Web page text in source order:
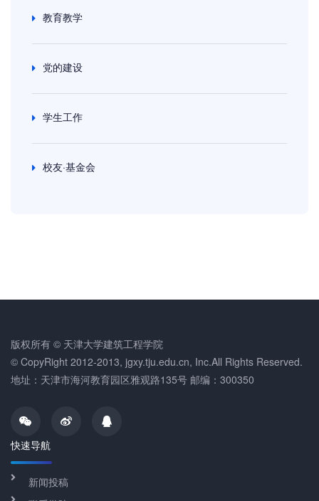
教育教学
党的建设
学生工作
校友·基金会
版权所有 © 天津大学建筑工程学院
© CopyRight 2012-2013, jgxy.tju.edu.cn, Inc.All Rights Reserved.
地址：天津市海河教育园区雅观路135号 邮编：300350
快速导航
新闻投稿